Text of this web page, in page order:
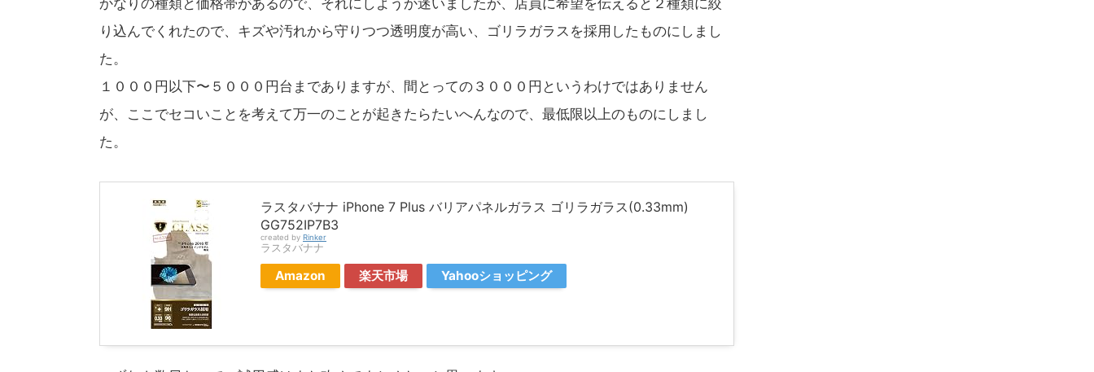
り込んでくれたので、キズや汚れから守りつつ透明度が高い、ゴリラガラスを採用したものにしまし
た。
１０００円以下〜５０００円台までありますが、間とっての３０００円というわけではありません
が、ここでセコいことを考えて万一のことが起きたらたいへんなので、最低限以上のものにしまし
た。
ラスタバナナ iPhone 7 Plus バリアパネルガラス ゴリラガラス(0.33mm)
GG752IP7B3
created by Rinker
ラスタバナナ
Amazon 楽天市場 Yahooショッピング